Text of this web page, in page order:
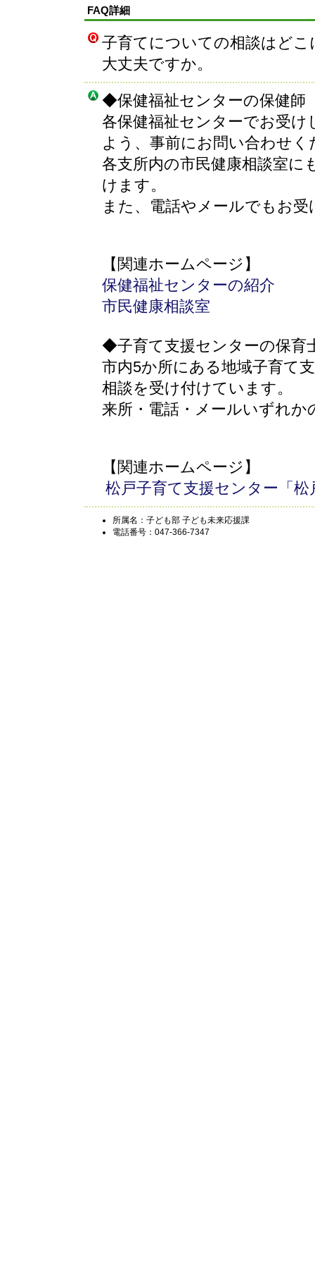
FAQ詳細
子育てについての相談はど
大丈夫ですか。
◆保健福祉センターの保健師
各保健福祉センターでお受
よう、事前にお問い合わせく
各支所内の市民健康相談室
けます。
また、電話やメールでもお
【関連ホームページ】
保健福祉センターの紹介
市民健康相談室
◆子育て支援センターの保育
市内5か所にある地域子育て
相談を受け付けています。
来所・電話・メールいずれ
【関連ホームページ】
松戸子育て支援センター「松
所属名：子ども部 子ども未来応援課
電話番号：047-366-7347